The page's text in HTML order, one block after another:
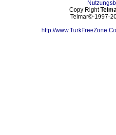
Copy Right
Telmar©-1997-
http://